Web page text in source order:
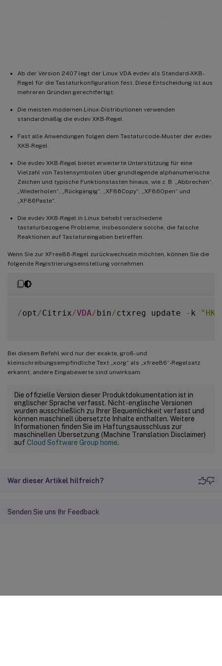
Ab der Version 2407 legt der Linux VDA evdev als Standard-XKB-
Regel für die Tastaturkonfiguration fest. Diese Entscheidung ist aus
mehreren Gründen gerechtfertigt:
Die meisten modernen Linux-Distributionen verwenden
standardmäßig die evdev XKB-Regel.
Fast alle Anwendungen folgen dem Tastaturcode-Muster der evdev
XKB-Regel.
Die evdev XKB-Regel bietet erweiterte Unterstützung für eine
Vielzahl von Tastensymbolen über grundlegende alphanumerische
Zeichen und typische Funktionstasten hinaus, wie z. B. „Abbrechen“,
„Wiederholen“, „Rückgängig“, „XF86Copy“, „XF86Open“ und
„XF86Paste“.
Die evdev XKB-Regel in Linux behebt verschiedene
tastaturbezogene Probleme, insbesondere solche, die falsche
Reaktionen auf Tastatureingaben betreffen.
Wenn Sie zur XFree86-Regel zurückwechseln möchten, können Sie die
folgende Registrierungseinstellung vornehmen:
/opt /Citrix/VDA/bin/ctxreg update - k
Bei diesem Befehl wird nur der exakte, groß- und
kleinschreibungsempfindliche Text „xorg“ als „xfree86“-Regelsatz
erkannt; andere Eingabewerte sind unwirksam.
Die offizielle Version dieser Produktdokumentation ist in
englischer Sprache verfasst. Nicht-englische Versionen
wurden ausschließlich zu Ihrer Bequemlichkeit verfasst und
können maschinell übersetzte Inhalte enthalten. Weitere
Informationen finden Sie im Haftungsausschluss zur
maschinellen Übersetzung (Machine Translation Disclaimer)
auf Cloud Software Group home.
War dieser Artikel hilfreich?
Senden Sie uns Ihr Feedback